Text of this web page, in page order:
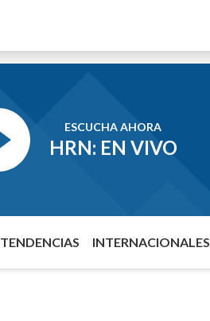
ESCUCHA AHORA
HRN: EN VIVO
TENDENCIAS INTERNACIONALES